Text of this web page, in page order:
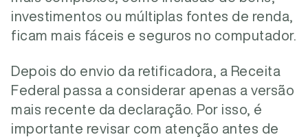
investimentos ou múltiplas fontes de renda,
ficam mais fáceis e seguros no computador.
Depois do envio da retificadora, a Receita
Federal passa a considerar apenas a versão
mais recente da declaração. Por isso, é
importante revisar com atenção antes de